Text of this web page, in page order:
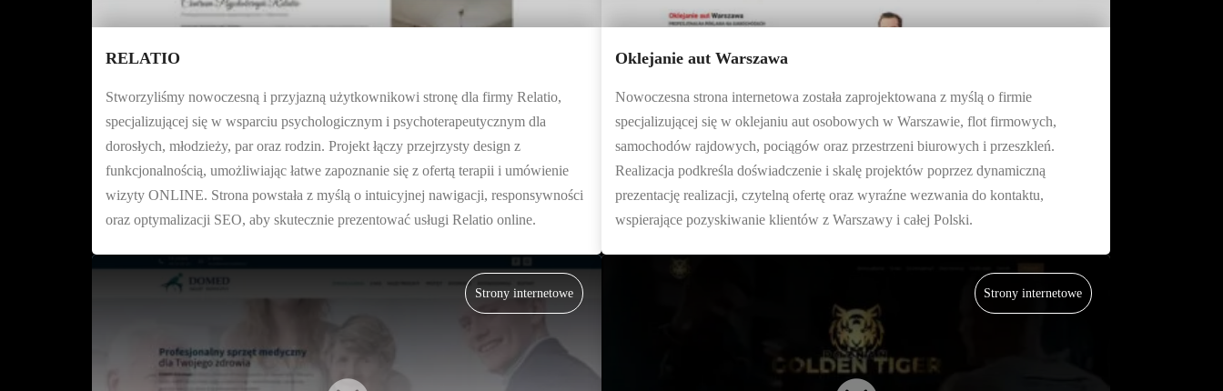
RELATIO
Stworzyliśmy nowoczesną i przyjazną użytkownikowi stronę dla firmy Relatio,
specjalizującej się w wsparciu psychologicznym i psychoterapeutycznym dla
dorosłych, młodzieży, par oraz rodzin. Projekt łączy przejrzysty design z
funkcjonalnością, umożliwiając łatwe zapoznanie się z ofertą terapii i umówienie
wizyty ONLINE. Strona powstała z myślą o intuicyjnej nawigacji, responsywności
oraz optymalizacji SEO, aby skutecznie prezentować usługi Relatio online.
Oklejanie aut Warszawa
Nowoczesna strona internetowa została zaprojektowana z myślą o firmie
specjalizującej się w oklejaniu aut osobowych w Warszawie, flot firmowych,
samochodów rajdowych, pociągów oraz przestrzeni biurowych i przeszkleń.
Realizacja podkreśla doświadczenie i skalę projektów poprzez dynamiczną
prezentację realizacji, czytelną ofertę oraz wyraźne wezwania do kontaktu,
wspierające pozyskiwanie klientów z Warszawy i całej Polski.
Strony internetowe Strony internetowe